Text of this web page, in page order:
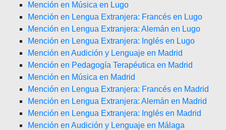
Mención en Música en Lugo
Mención en Lengua Extranjera: Francés en Lugo
Mención en Lengua Extranjera: Alemán en Lugo
Mención en Lengua Extranjera: Inglés en Lugo
Mención en Audición y Lenguaje en Madrid
Mención en Pedagogía Terapéutica en Madrid
Mención en Música en Madrid
Mención en Lengua Extranjera: Francés en Madrid
Mención en Lengua Extranjera: Alemán en Madrid
Mención en Lengua Extranjera: Inglés en Madrid
Mención en Audición y Lenguaje en Málaga